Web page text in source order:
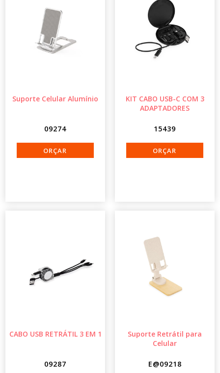
Suporte Celular Alumínio
09274
KIT CABO USB-C COM 3
ADAPTADORES
15439
CABO USB RETRÁTIL 3 EM 1
09287
Suporte Retrátil para
Celular
E@09218